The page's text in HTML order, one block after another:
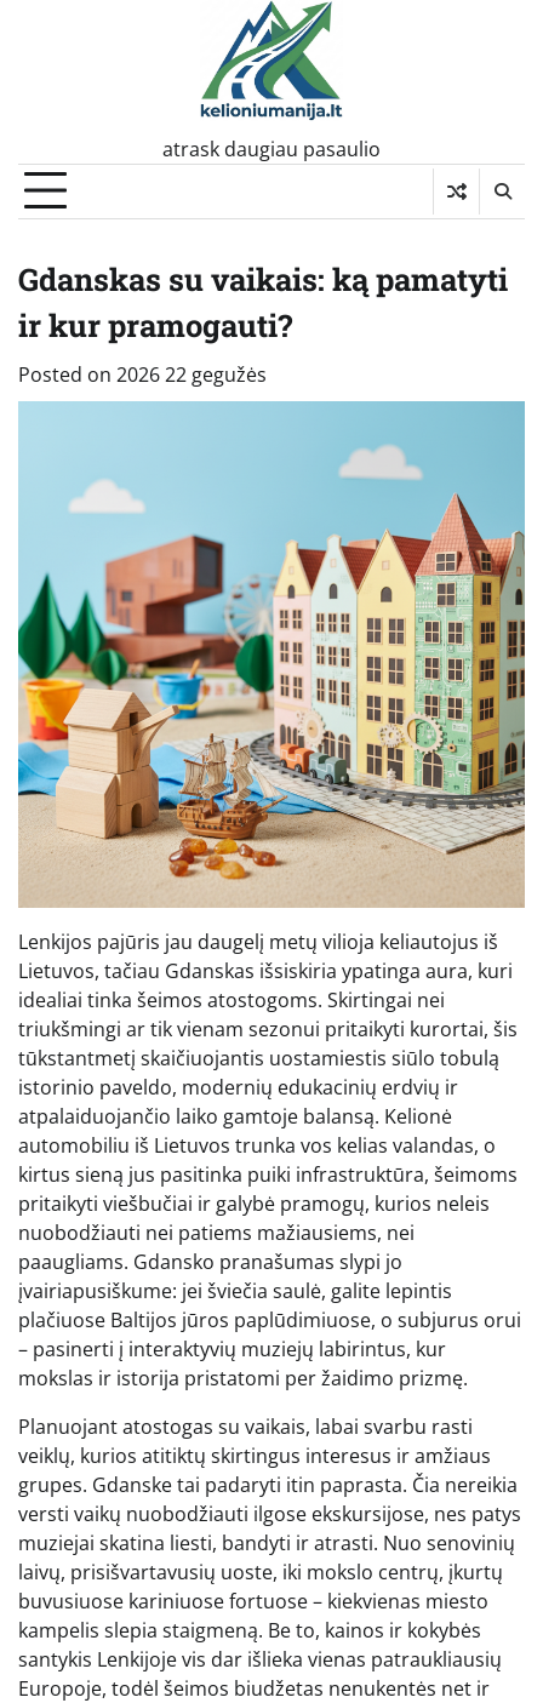
atrask daugiau pasaulio
Gdanskas su vaikais: ką pamatyti
ir kur pramogauti?
Posted on 2026 22 gegužės
Lenkijos pajūris jau daugelį metų vilioja keliautojus iš
Lietuvos, tačiau Gdanskas išsiskiria ypatinga aura, kuri
idealiai tinka šeimos atostogoms. Skirtingai nei
triukšmingi ar tik vienam sezonui pritaikyti kurortai, šis
tūkstantmetį skaičiuojantis uostamiestis siūlo tobulą
istorinio paveldo, modernių edukacinių erdvių ir
atpalaiduojančio laiko gamtoje balansą. Kelionė
automobiliu iš Lietuvos trunka vos kelias valandas, o
kirtus sieną jus pasitinka puiki infrastruktūra, šeimoms
pritaikyti viešbučiai ir galybė pramogų, kurios neleis
nuobodžiauti nei patiems mažiausiems, nei
paaugliams. Gdansko pranašumas slypi jo
įvairiapusiškume: jei šviečia saulė, galite lepintis
plačiuose Baltijos jūros paplūdimiuose, o subjurus orui
– pasinerti į interaktyvių muziejų labirintus, kur
mokslas ir istorija pristatomi per žaidimo prizmę.
Planuojant atostogas su vaikais, labai svarbu rasti
veiklų, kurios atitiktų skirtingus interesus ir amžiaus
grupes. Gdanske tai padaryti itin paprasta. Čia nereikia
versti vaikų nuobodžiauti ilgose ekskursijose, nes patys
muziejai skatina liesti, bandyti ir atrasti. Nuo senovinių
laivų, prisišvartavusių uoste, iki mokslo centrų, įkurtų
buvusiuose kariniuose fortuose – kiekvienas miesto
kampelis slepia staigmeną. Be to, kainos ir kokybės
santykis Lenkijoje vis dar išlieka vienas patraukliausių
Europoje, todėl šeimos biudžetas nenukentės net ir